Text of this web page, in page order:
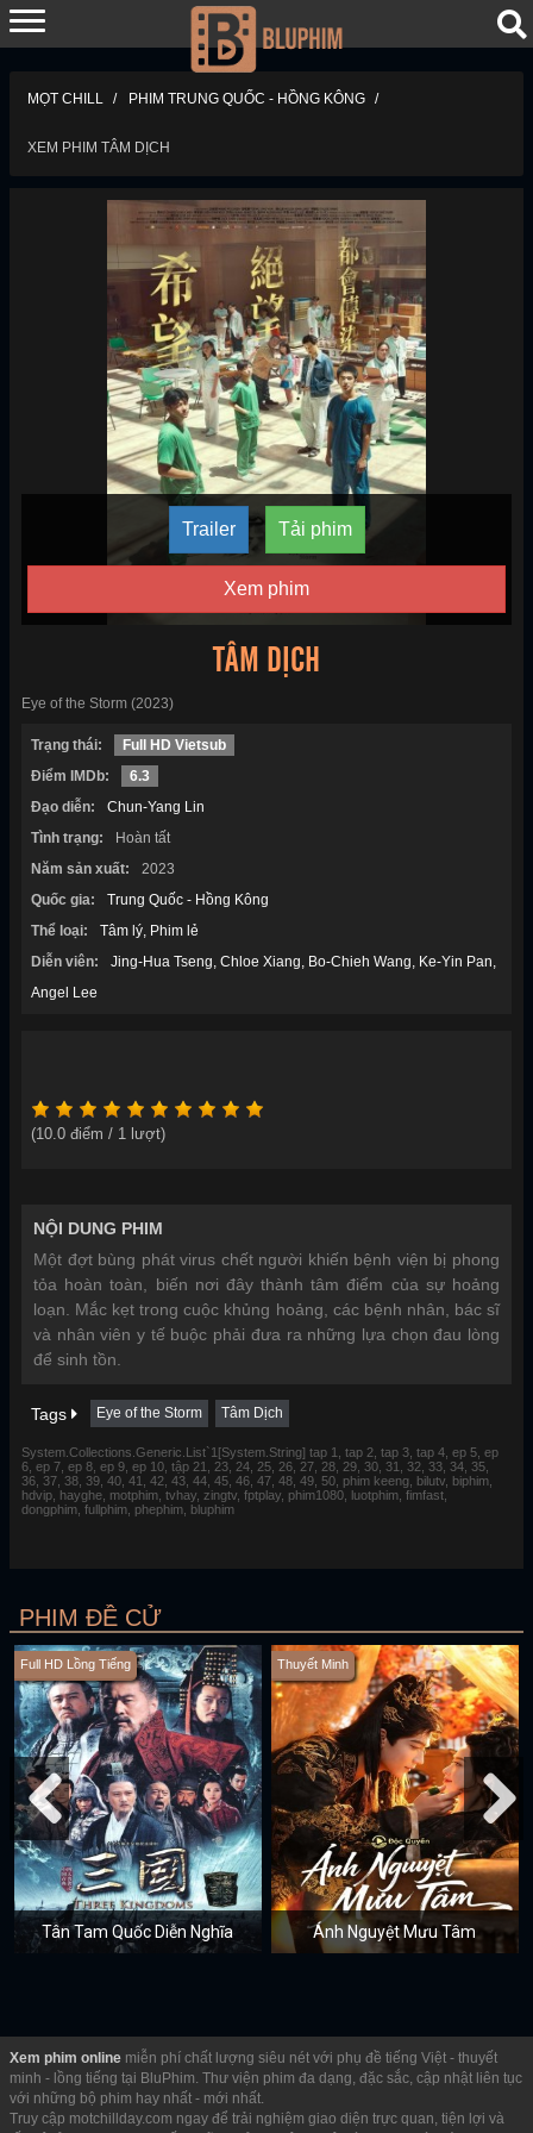
MỌT CHILL PHIM TRUNG QUỐC - HỒNG KÔNG
XEM PHIM TÂM DỊCH
Trailer Tải phim
Xem phim
TÂM DỊCH
Eye of the Storm (2023)
Trạng thái:
Full HD Vietsub
Điểm IMDb:
6.3
Đạo diễn:
Chun-Yang Lin
Tình trạng:
Hoàn tất
Năm sản xuất:
2023
Quốc gia:
Trung Quốc - Hồng Kông
Thể loại:
Tâm lý Phim lẻ
Diễn viên:
Jing-Hua Tseng Chloe Xiang Bo-Chieh Wang
Ke-Yin Pan
Angel Lee
(10.0 điểm / 1 lượt)
NỘI DUNG PHIM
Một đợt bùng phát virus chết người khiến bệnh viện bị phong
tỏa hoàn toàn, biến nơi đây thành tâm điểm của sự hoảng
loạn. Mắc kẹt trong cuộc khủng hoảng, các bệnh nhân, bác sĩ
và nhân viên y tế buộc phải đưa ra những lựa chọn đau lòng
để sinh tồn.
Tags Eye of the Storm Tâm Dịch
System.Collections.Generic.List`1[System.String] tap 1, tap 2, tap 3, tap 4, ep 5, ep
6, ep 7, ep 8, ep 9, ep 10, tập 21, 23, 24, 25, 26, 27, 28, 29, 30, 31, 32, 33, 34, 35,
36, 37, 38, 39, 40, 41, 42, 43, 44, 45, 46, 47, 48, 49, 50, phim keeng, bilutv, biphim,
hdvip, hayghe, motphim, tvhay, zingtv, fptplay, phim1080, luotphim, fimfast,
dongphim, fullphim, phephim, bluphim
PHIM ĐỀ CỬ
Full HD Lồng Tiếng
Tân Tam Quốc Diễn Nghĩa
Thuyết Minh
Ánh Nguyệt Mưu Tâm
Xem phim online miễn phí chất lượng siêu nét với phụ đề tiếng Việt - thuyết
minh - lồng tiếng tại BluPhim. Thư viện phim đa dạng, đặc sắc, cập nhật liên tục
với những bộ phim hay nhất - mới nhất.
Truy cập motchillday.com ngay để trải nghiệm giao diện trực quan, tiện lợi và